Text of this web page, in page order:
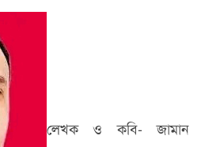
লেখক ও কবি- জামান